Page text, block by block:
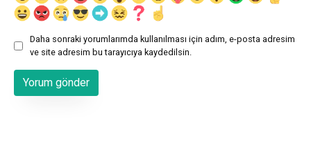
Daha sonraki yorumlarımda kullanılması için adım, e-posta adresim
ve site adresim bu tarayıcıya kaydedilsin.